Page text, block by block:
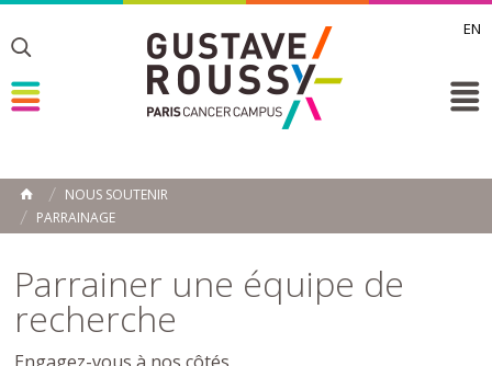
EN
Toggle
Toggle
Toggle
ACCUEIL
NOUS SOUTENIR
PARRAINAGE
Parrainer une équipe de
recherche
Engagez-vous à nos côtés